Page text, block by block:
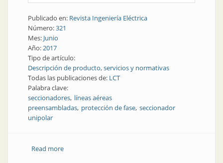
Publicado en: Revista Ingeniería Eléctrica
Número:321
Mes: Junio
Año:2017
Tipo de artículo:
Descripción de producto, servicios y normativas
Todas las publicaciones de: LCT
Palabra clave:
seccionadores líneas aéreas
preensambladas protección de fase seccionador
unipolar
Read moreabout Protección de fase | Seccionador para líneas